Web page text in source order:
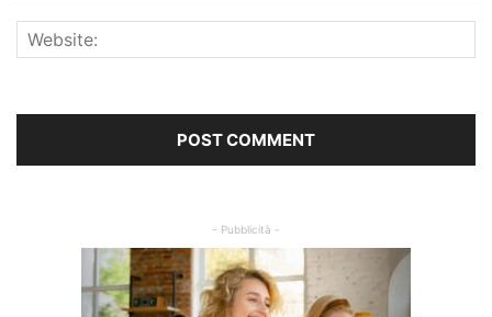
- Pubblicità -